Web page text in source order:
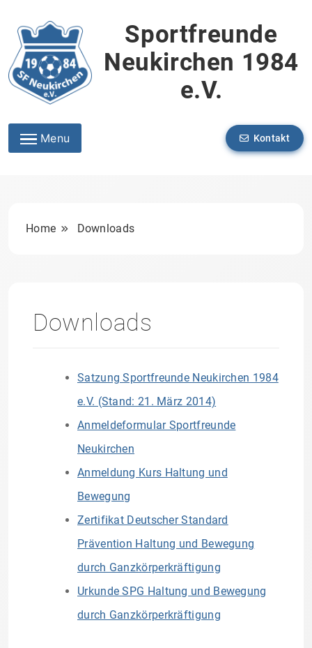
content
Sportfreunde
Neukirchen 1984
e.V.
Menu Kontakt
Home Downloads
Downloads
Satzung Sportfreunde Neukirchen 1984
e.V. (Stand: 21. März 2014)
Anmeldeformular Sportfreunde
Neukirchen
Anmeldung Kurs Haltung und
Bewegung
Zertifikat Deutscher Standard
Prävention Haltung und Bewegung
durch Ganzkörperkräftigung
Urkunde SPG Haltung und Bewegung
durch Ganzkörperkräftigung